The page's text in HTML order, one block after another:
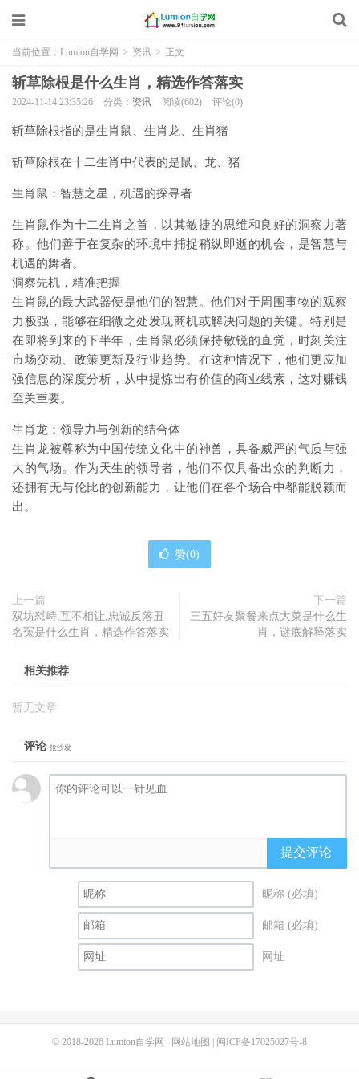
当前位置： Lumion自学网 > 资讯 > 正文
斩草除根是什么生肖，精选作答落实
2024-11-14 23:35:26 分类： 资讯 阅读(602) 评论(0)
斩草除根指的是生肖鼠、生肖龙、生肖猪
斩草除根在十二生肖中代表的是鼠、龙、猪
生肖鼠：智慧之星，机遇的探寻者
生肖鼠作为十二生肖之首，以其敏捷的思维和良好的洞察力著
称。他们善于在复杂的环境中捕捉稍纵即逝的机会，是智慧与
机遇的舞者。
洞察先机，精准把握
生肖鼠的最大武器便是他们的智慧。他们对于周围事物的观察
力极强，能够在细微之处发现商机或解决问题的关键。特别是
在即将到来的下半年，生肖鼠必须保持敏锐的直觉，时刻关注
市场变动、政策更新及行业趋势。在这种情况下，他们更应加
强信息的深度分析，从中提炼出有价值的商业线索，这对赚钱
至关重要。
生肖龙：领导力与创新的结合体
生肖龙被尊称为中国传统文化中的神兽，具备威严的气质与强
大的气场。作为天生的领导者，他们不仅具备出众的判断力，
还拥有无与伦比的创新能力，让他们在各个场合中都能脱颖而
出。
赞(0)
上一篇
双坊怼峙,互不相让,忠诚反落丑
名冤是什么生肖，精选作答落实
下一篇
三五好友聚餐来点大菜是什么生
肖，谜底解释落实
相关推荐
暂无文章
评论 抢沙发
提交评论
昵称 (必填)
邮箱 (必填)
网址
© 2018-2026 Lumion自学网 网站地图 闽ICP备17025027号-8